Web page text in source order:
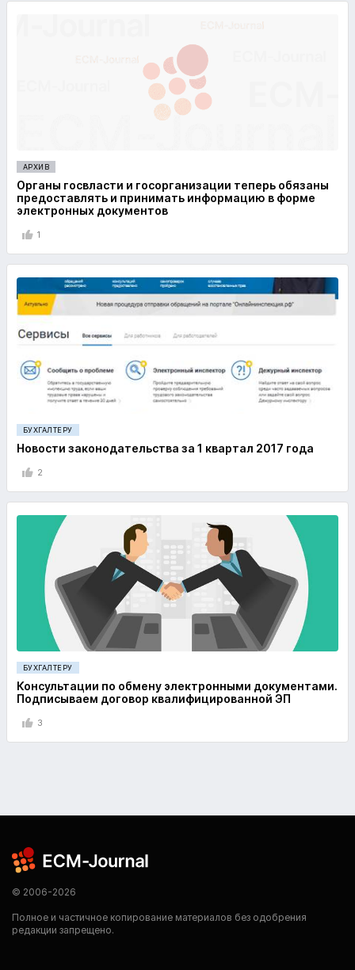
АРХИВ
Органы госвласти и госорганизации теперь обязаны
предоставлять и принимать информацию в форме
электронных документов
1
БУХГАЛТЕРУ
Новости законодательства за 1 квартал 2017 года
2
БУХГАЛТЕРУ
Консультации по обмену электронными документами.
Подписываем договор квалифицированной ЭП
3
© 2006-2026
Полное и частичное копирование материалов без одобрения
редакции запрещено.